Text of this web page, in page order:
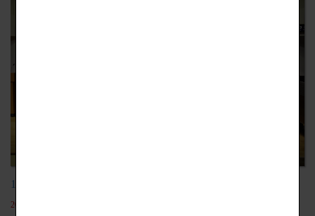
103學年日本動漫團
2019-12-18